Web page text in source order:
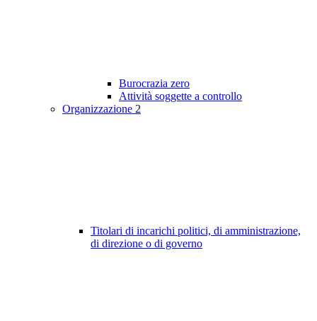
Burocrazia zero
Attività soggette a controllo
Organizzazione 2
Titolari di incarichi politici, di amministrazione,
di direzione o di governo